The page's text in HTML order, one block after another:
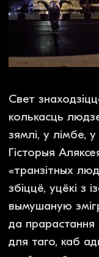
Глядзець
Вам можа
цікава